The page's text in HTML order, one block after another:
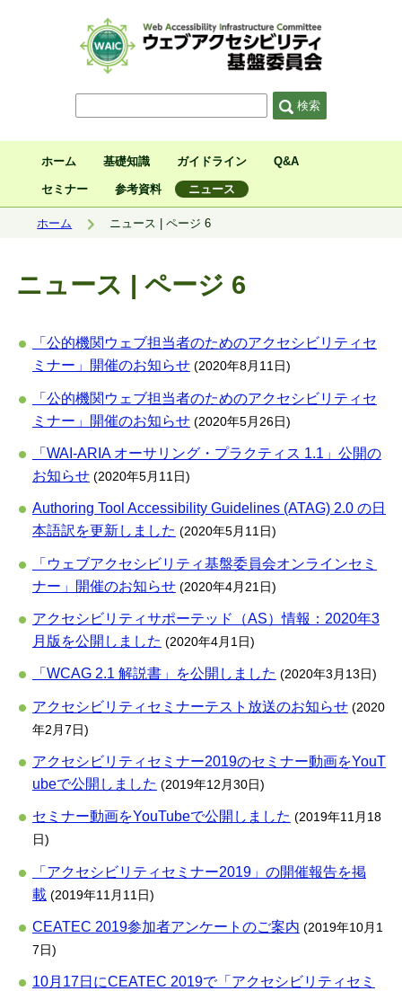
検索
ホーム 基礎知識 ガイドライン Q&A
セミナー 参考資料 ニュース
現在位置:ホーム ニュース | ページ 6
ニュース | ページ 6
「公的機関ウェブ担当者のためのアクセシビリティセ
ミナー」開催のお知らせ (2020年8月11日)
「公的機関ウェブ担当者のためのアクセシビリティセ
ミナー」開催のお知らせ (2020年5月26日)
「WAI-ARIA オーサリング・プラクティス 1.1」公開の
お知らせ (2020年5月11日)
Authoring Tool Accessibility Guidelines (ATAG) 2.0 の日
本語訳を更新しました (2020年5月11日)
「ウェブアクセシビリティ基盤委員会オンラインセミ
ナー」開催のお知らせ (2020年4月21日)
アクセシビリティサポーテッド（AS）情報：2020年3
月版を公開しました (2020年4月1日)
「WCAG 2.1 解説書」を公開しました (2020年3月13日)
アクセシビリティセミナーテスト放送のお知らせ (2020
年2月7日)
アクセシビリティセミナー2019のセミナー動画をYouT
ubeで公開しました (2019年12月30日)
セミナー動画をYouTubeで公開しました (2019年11月18
日)
「アクセシビリティセミナー2019」の開催報告を掲
載 (2019年11月11日)
CEATEC 2019参加者アンケートのご案内 (2019年10月1
7日)
10月17日にCEATEC 2019で「アクセシビリティセミ